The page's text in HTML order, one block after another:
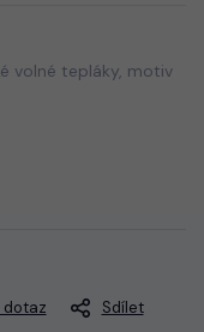
volné tepláky, motiv
dotaz Sdílet